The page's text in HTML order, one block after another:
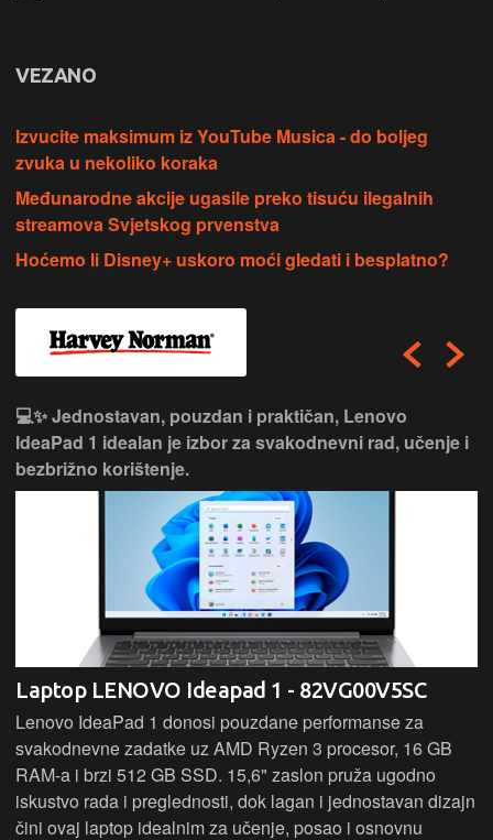
VEZANO
Izvucite maksimum iz YouTube Musica - do boljeg
zvuka u nekoliko koraka
Međunarodne akcije ugasile preko tisuću ilegalnih
streamova Svjetskog prvenstva
Hoćemo li Disney+ uskoro moći gledati i besplatno?
💻✨ Jednostavan, pouzdan i praktičan, Lenovo
IdeaPad 1 idealan je izbor za svakodnevni rad, učenje i
bezbrižno korištenje.
Laptop LENOVO Ideapad 1 - 82VG00V5SC
Lenovo IdeaPad 1 donosi pouzdane performanse za
svakodnevne zadatke uz AMD Ryzen 3 procesor, 16 GB
RAM-a i brzi 512 GB SSD. 15,6" zaslon pruža ugodno
iskustvo rada i preglednosti, dok lagan i jednostavan dizajn
čini ovaj laptop idealnim za učenje, posao i osnovnu